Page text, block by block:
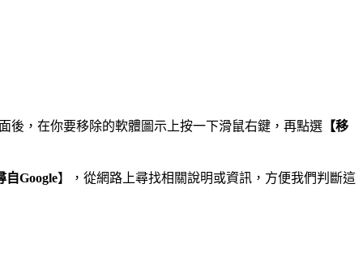
後，在你要移除的軟體圖示上按一下滑鼠右鍵，再點選 【移
自Google】，從網路上尋找相關說明或資訊，方便我們判斷這